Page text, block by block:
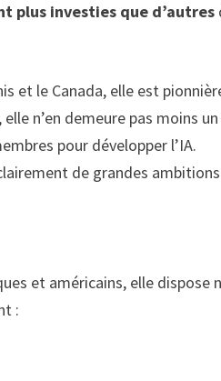
plus investies que d’autres
et le Canada, elle est
n’en demeure pas
pour développer l’IA.
de grandes
et américains, elle dispose
: